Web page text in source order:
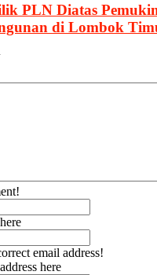
PLN Diatas
di Lombok
email address!
here